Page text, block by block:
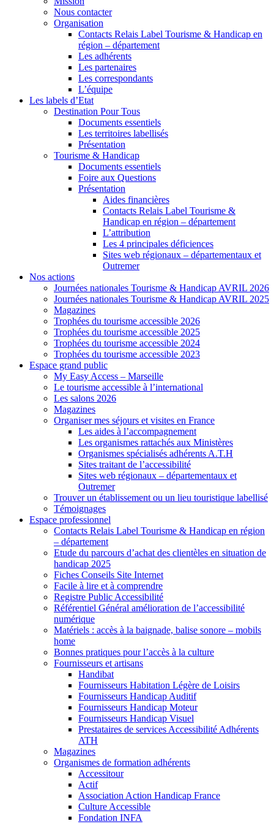
Nous contacter
Organisation
Contacts Relais Label Tourisme & Handicap en
région – département
Les adhérents
Les partenaires
Les correspondants
L’équipe
Les labels d’Etat
Destination Pour Tous
Documents essentiels
Les territoires labellisés
Présentation
Tourisme & Handicap
Documents essentiels
Foire aux Questions
Présentation
Aides financières
Contacts Relais Label Tourisme &
Handicap en région – département
L’attribution
Les 4 principales déficiences
Sites web régionaux – départementaux et
Outremer
Nos actions
Journées nationales Tourisme & Handicap AVRIL 2026
Journées nationales Tourisme & Handicap AVRIL 2025
Magazines
Trophées du tourisme accessible 2026
Trophées du tourisme accessible 2025
Trophées du tourisme accessible 2024
Trophées du tourisme accessible 2023
Espace grand public
My Easy Access – Marseille
Le tourisme accessible à l’international
Les salons 2026
Magazines
Organiser mes séjours et visites en France
Les aides à l’accompagnement
Les organismes rattachés aux Ministères
Organismes spécialisés adhérents A.T.H
Sites traitant de l’accessibilité
Sites web régionaux – départementaux et
Outremer
Trouver un établissement ou un lieu touristique labellisé
Témoignages
Espace professionnel
Contacts Relais Label Tourisme & Handicap en région
– département
Etude du parcours d’achat des clientèles en situation de
handicap 2025
Fiches Conseils Site Internet
Facile à lire et à comprendre
Registre Public Accessibilité
Référentiel Général amélioration de l’accessibilité
numérique
Matériels : accès à la baignade, balise sonore – mobils
home
Bonnes pratiques pour l’accès à la culture
Fournisseurs et artisans
Handibat
Fournisseurs Habitation Légère de Loisirs
Fournisseurs Handicap Auditif
Fournisseurs Handicap Moteur
Fournisseurs Handicap Visuel
Prestataires de services Accessibilité Adhérents
ATH
Magazines
Organismes de formation adhérents
Accessitour
Actif
Association Action Handicap France
Culture Accessible
Fondation INFA